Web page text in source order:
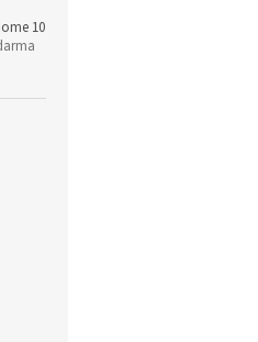
10